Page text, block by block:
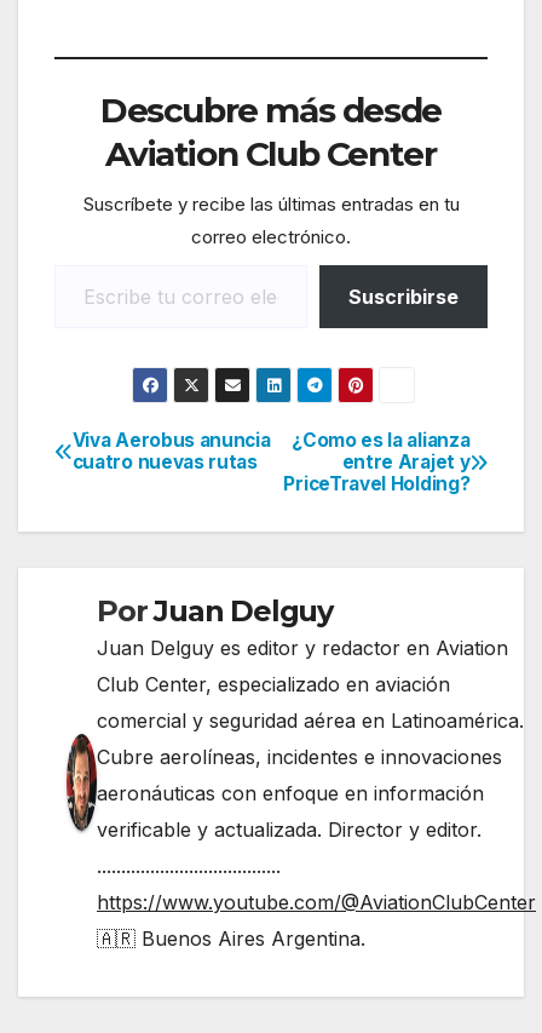
Descubre más desde
Aviation Club Center
Suscríbete y recibe las últimas entradas en tu
correo electrónico.
Suscribirse
Navegación
¿Como es la alianza
entre Arajet y
PriceTravel Holding?
Viva Aerobus anuncia
cuatro nuevas rutas
PorJuan Delguy
Juan Delguy es editor y redactor en Aviation
Club Center, especializado en aviación
comercial y seguridad aérea en Latinoamérica.
Cubre aerolíneas, incidentes e innovaciones
aeronáuticas con enfoque en información
verificable y actualizada. Director y editor.
......................................
https://www.youtube.com/@AviationClubCenter
🇦🇷 Buenos Aires Argentina.